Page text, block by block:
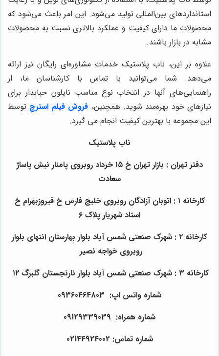
استانداردهای بین‌المللی تولید می‌شود. این امر باعث می‌شود که
محصولات ما دارای کیفیت و عملکرد بالاتری نسبت به محصولات
مشابه در بازار باشند.
علاوه بر این، ناب پلاستیک خدمات مشاوره‌ای رایگان نیز ارائه
می‌دهد. شما می‌توانید با تماس با کارشناسان ما، از
راهنمایی‌های آنها در انتخاب نوع مناسب نایلون حبابدار برای
نیازهای خود بهره‌مند شوید. همچنین، فروش فیلم استرچ توسط
این مجموعه با بهترین کیفیت انجام می گیرد.
ناب پلاستیک
دفتر تهران : بازار تهران خ ۱۵ خرداد روبروی پامنار نبش پاساژ
سعادت
کارخانه ۱ : اتوبان آزادگان روبروی خلیج فارس خ فیروزبهرام خ
استاد شهریار پلاک ۶
کارخانه ۲ : شهرک صنعتی شمس آباد بلوار بهارستان انتهای بلوار
روبروی خواجه نصیر
کارخانه ۳ : شهرک صنعتی شمس آباد بلوار نارنجستان گلبرگ ۱۲
شماره واتس اپ: 09360464803
شماره همراه: 09129339039
شماره تماس: 02144924002